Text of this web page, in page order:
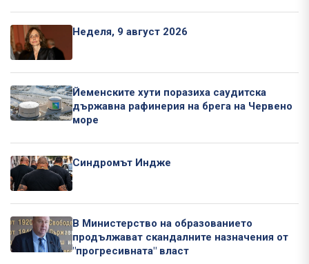
Неделя, 9 август 2026
Йеменските хути поразиха саудитска
държавна рафинерия на брега на Червено
море
Синдромът Индже
В Министерство на образованието
продължават скандалните назначения от
"прогресивната" власт